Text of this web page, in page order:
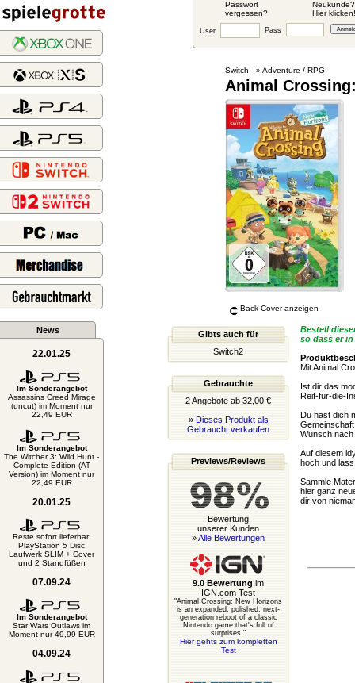
Passwort
vergessen?
Neukunde?
Hier klicken!
User Pass
News
22.01.25
Im Sonderangebot
Assassins Creed Mirage
(uncut) im Moment nur
22,49 EUR
Im Sonderangebot
The Witcher 3: Wild Hunt -
Complete Edition (AT
Version) im Moment nur
22,49 EUR
20.01.25
Reste sofort lieferbar:
PlayStation 5 Disc
Laufwerk SLIM + Cover
und 2 Standfüßen
07.09.24
Im Sonderangebot
Star Wars Outlaws im
Moment nur 49,99 EUR
04.09.24
Switch --» Adventure / RPG
Animal
Back Cover anzeigen
Gibts auch für
Switch2
Gebrauchte
2 Angebote ab 32,00 €
» Dieses Produkt als
Gebraucht verkaufen
Previews/Reviews
Bewertung
unserer Kunden
»Alle Bewertungen
9.0 Bewertung im
IGN.com Test
"Animal Crossing: New Horizons
is an expanded, polished, next-
generation reboot of a classic
Nintendo game that's full of
surprises."
Hier gehts zum kompletten
Test
Bestell
so dass er
Mit Animal
Ist dir das
Reif-für-die-
Du hast dich
Wunsch
Auf diesem
hoch und
Sammle
hier ganz
dir von